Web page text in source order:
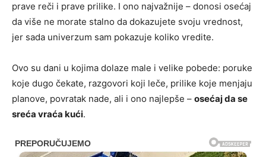
prave reči i prave prilike. I ono najvažnije – donosi osećaj
da više ne morate stalno da dokazujete svoju vrednost,
jer sada univerzum sam pokazuje koliko vredite.
Ovo su dani u kojima dolaze male i velike pobede: poruke
koje dugo čekate, razgovori koji leče, prilike koje menjaju
planove, povratak nade, ali i ono najlepše – osećaj da se
sreća vraća kući.